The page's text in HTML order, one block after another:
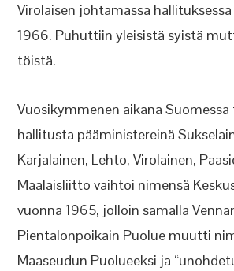
Virolaisen johtamassa
1966. Puhuttiin yleisistä syistä
töistä.
Vuosikymmenen aikana
hallitusta pääministereinä
Karjalainen, Lehto, Virolainen,
Maalaisliitto vaihtoi nimensä
vuonna 1965, jolloin samalla
Pientalonpoikain Puolue muutti
Maaseudun Puolueeksi ja